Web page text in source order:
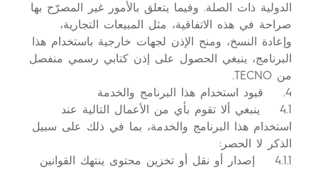
الدولية ذات الصلة. وفيما يتعلق بالأمور غير المصرّح بها
صراحة في هذه الاتفاقية، مثل المبيعات التجارية،
وإعادة النسخ، ومنح الإذن لجهات خارجية باستخدام هذا
البرنامج، ينبغي الحصول على إذن كتابي رسمي منفصل
من TECNO.
4. قيود استخدام هذا البرنامج والخدمة
4.1 ينبغي ألا تقوم بأي من الأعمال التالية عند
استخدام هذا البرنامج والخدمة، بما في ذلك على سبيل
الذكر لا الحصر:
4.1.1 إصدار أو نقل أو تخزين محتوى ينتهك القوانين